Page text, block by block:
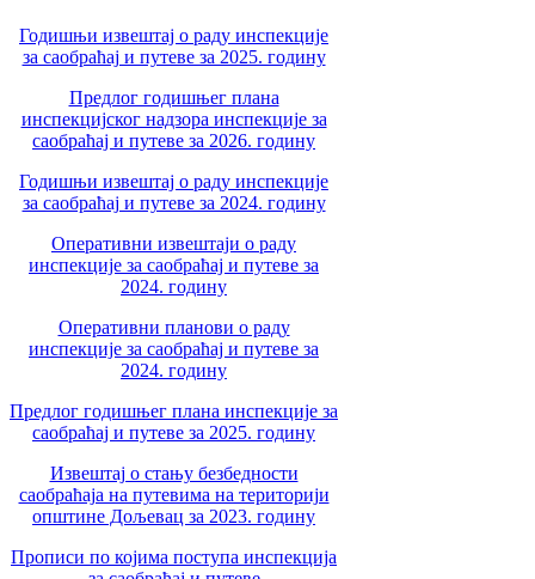
Годишњи извештај о раду инспекције
за саобраћај и путеве за 2025. годину
Предлог годишњег плана
инспекцијског надзора инспекције за
саобраћај и путеве за 2026. годину
Годишњи извештај о раду инспекције
за саобраћај и путеве за 2024. годину
Оперативни извештаји о раду
инспекције за саобраћај и путеве за
2024. годину
Оперативни планови о раду
инспекције за саобраћај и путеве за
2024. годину
Предлог годишњег плана инспекције за
саобраћај и путеве за 2025. годину
Извештај о стању безбедности
саобраћаја на путевима на територији
општине Дољевац за 2023. годину
Прописи по којима поступа инспекција